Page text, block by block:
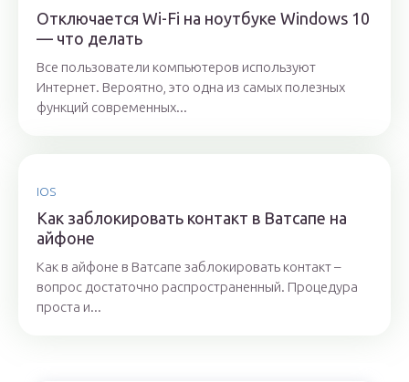
Отключается Wi-Fi на ноутбуке Windows 10
— что делать
Все пользователи компьютеров используют
Интернет. Вероятно, это одна из самых полезных
функций современных...
IOS
Как заблокировать контакт в Ватсапе на
айфоне
Как в айфоне в Ватсапе заблокировать контакт –
вопрос достаточно распространенный. Процедура
проста и...